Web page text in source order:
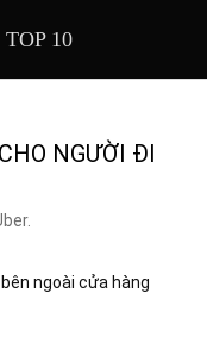
TOP 10
NGƯỜI ĐI
ngoài cửa hàng